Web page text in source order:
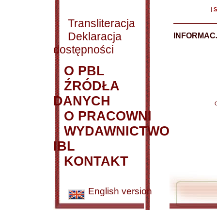
Transliteracja
Deklaracja
dostępności
O PBL
ŹRÓDŁA
DANYCH
O PRACOWNI
WYDAWNICTWO
IBL
KONTAKT
English version
|